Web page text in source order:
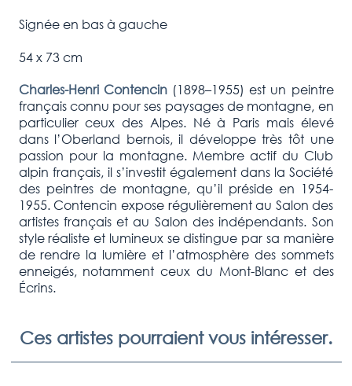
Signée en bas à gauche
54 x 73 cm
Charles-Henri Contencin(1898–1955) est un peintre
français connu pour ses paysages de montagne, en
particulier ceux des Alpes. Né à Paris mais élevé
dans l’Oberland bernois, il développe très tôt une
passion pour la montagne. Membre actif du Club
alpin français, il s’investit également dans la Société
des peintres de montagne, qu’il préside en 1954-
1955. Contencin expose régulièrement au Salon des
artistes français et au Salon des indépendants. Son
style réaliste et lumineux se distingue par sa manière
de rendre la lumière et l’atmosphère des sommets
enneigés, notamment ceux du Mont-Blanc et des
Écrins.
Ces artistes pourraient vous intéresser.